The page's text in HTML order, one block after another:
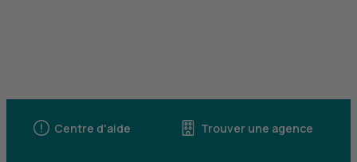
Centre d'aide Trouver une agence